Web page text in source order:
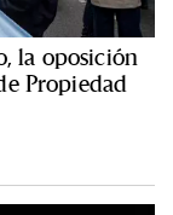
la oposición
Propiedad